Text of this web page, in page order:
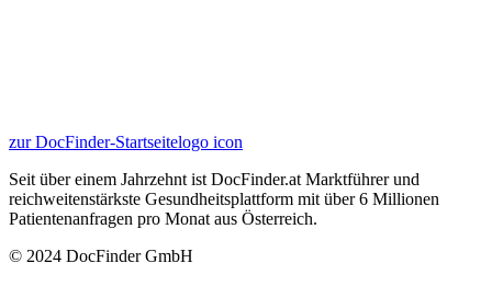
zur DocFinder-Startseitelogo icon
Seit über einem Jahrzehnt ist DocFinder.at Marktführer und
reichweitenstärkste Gesundheitsplattform mit über 6 Millionen
Patientenanfragen pro Monat aus Österreich.
© 2024 DocFinder GmbH